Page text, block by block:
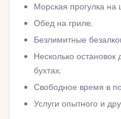
Морская прогулка на
Обед на гриле;
Безлимитные
Несколько
бухтах;
Свободное время в
Услуги опытного и